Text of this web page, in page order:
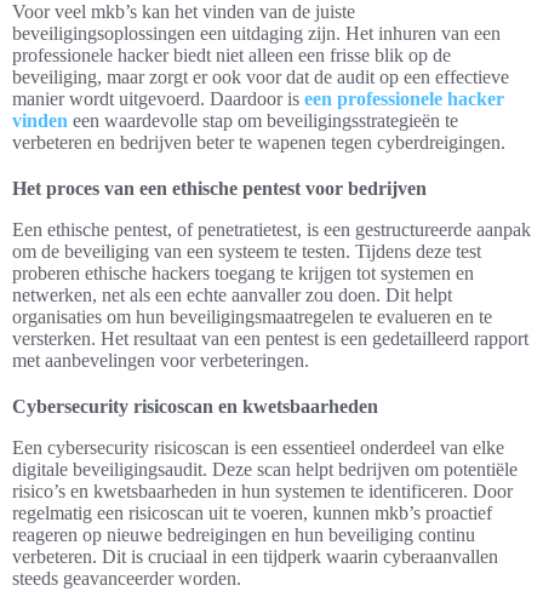
Voor veel mkb’s kan het vinden van de juiste
beveiligingsoplossingen een uitdaging zijn. Het inhuren van een
professionele hacker biedt niet alleen een frisse blik op de
beveiliging, maar zorgt er ook voor dat de audit op een effectieve
manier wordt uitgevoerd. Daardoor is een professionele hacker
vinden een waardevolle stap om beveiligingsstrategieën te
verbeteren en bedrijven beter te wapenen tegen cyberdreigingen.
Het proces van een ethische pentest voor bedrijven
Een ethische pentest, of penetratietest, is een gestructureerde aanpak
om de beveiliging van een systeem te testen. Tijdens deze test
proberen ethische hackers toegang te krijgen tot systemen en
netwerken, net als een echte aanvaller zou doen. Dit helpt
organisaties om hun beveiligingsmaatregelen te evalueren en te
versterken. Het resultaat van een pentest is een gedetailleerd rapport
met aanbevelingen voor verbeteringen.
Cybersecurity risicoscan en kwetsbaarheden
Een cybersecurity risicoscan is een essentieel onderdeel van elke
digitale beveiligingsaudit. Deze scan helpt bedrijven om potentiële
risico’s en kwetsbaarheden in hun systemen te identificeren. Door
regelmatig een risicoscan uit te voeren, kunnen mkb’s proactief
reageren op nieuwe bedreigingen en hun beveiliging continu
verbeteren. Dit is cruciaal in een tijdperk waarin cyberaanvallen
steeds geavanceerder worden.